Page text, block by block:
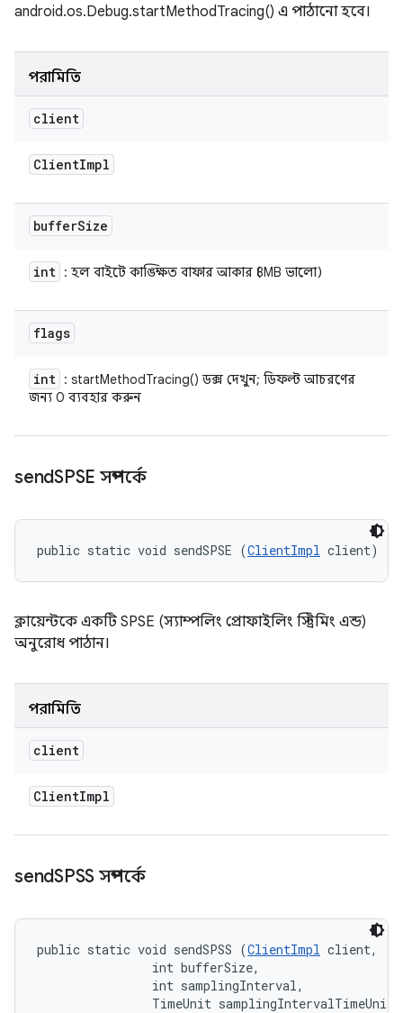
android.os.Debug.startMethodTracing() এ পাঠানো হবে।
পরামিতি
client
ClientImpl
bufferSize
int : হল বাইটে কাঙ্ক্ষিত বাফার আকার (8MB ভালো)
flags
int : startMethodTracing() ডক্স দেখুন; ডিফল্ট আচরণের
জন্য 0 ব্যবহার করুন
sendSPSE সম্পর্কে
public static void sendSPSE (ClientImpl client)
ক্লায়েন্টকে একটি SPSE (স্যাম্পলিং প্রোফাইলিং স্ট্রিমিং এন্ড)
অনুরোধ পাঠান।
পরামিতি
client
ClientImpl
sendSPSS সম্পর্কে
public static void sendSPSS (ClientImpl client,
                int bufferSize,
                int samplingInterval,
TimeUnit